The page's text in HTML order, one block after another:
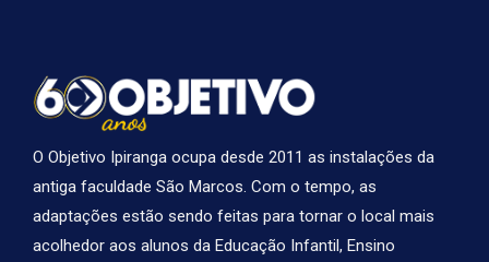
O Objetivo Ipiranga ocupa desde 2011 as instalações da
antiga faculdade São Marcos. Com o tempo, as
adaptações estão sendo feitas para tornar o local mais
acolhedor aos alunos da Educação Infantil, Ensino